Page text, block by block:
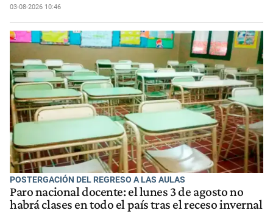
03-08-2026 10:46
POSTERGACIÓN DEL REGRESO A LAS AULAS
Paro nacional docente: el lunes 3 de agosto no
habrá clases en todo el país tras el receso invernal